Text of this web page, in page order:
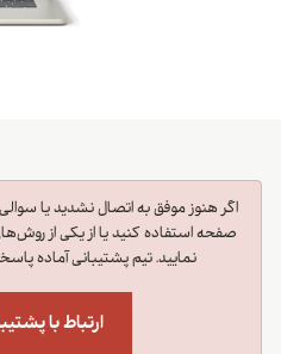
اگر هنوز موفق به اتصال نشدید یا
صفحه استفاده کنید یا از یکی از
نمایید. تیم پشتیبانی آماده
ارتباط با